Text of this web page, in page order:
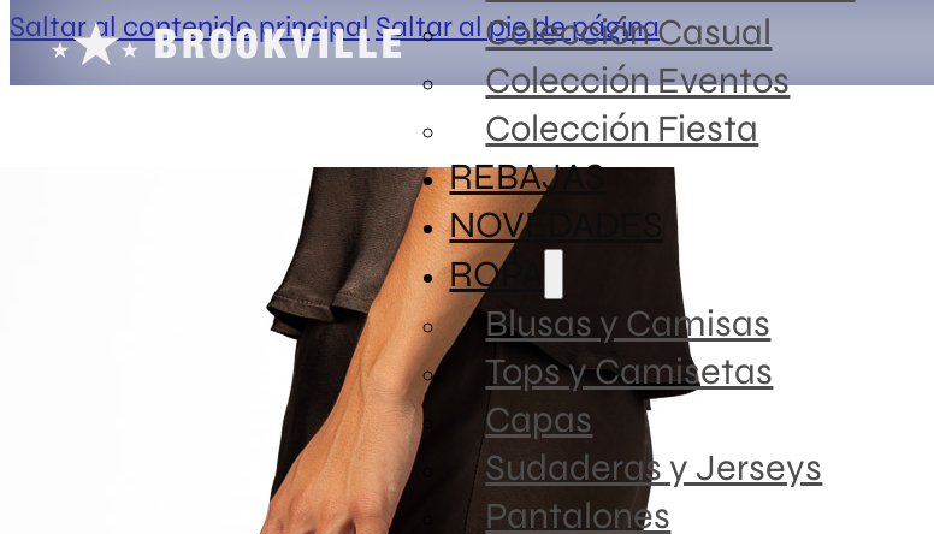
Saltar al contenido principal Saltar al pie de página
Colección Casual
Colección Eventos
Colección Fiesta
REBAJAS
NOVEDADES
ROPA
Blusas y Camisas
Tops y Camisetas
Capas
Sudaderas y Jerseys
Pantalones